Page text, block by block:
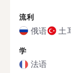
流利
俄语 土
学
法语